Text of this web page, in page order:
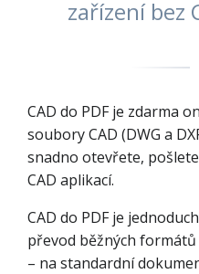
zařízení bez
CAD do PDF je zdarma
soubory CAD (DWG a
snadno otevřete,
CAD aplikací.
CAD do PDF je
převod běžných formátů
– na standardní